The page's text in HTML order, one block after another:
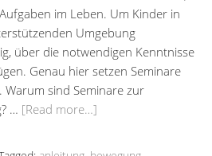
im Leben. Um Kinder in
Umgebung
über die notwendigen Kenntnisse
Genau hier setzen Seminare
sind Seminare zur
… [Read more…]